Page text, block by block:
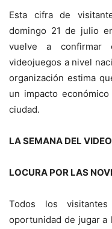
Esta cifra de
domingo 21 de julio
vuelve a confirmar
videojuegos a nivel
organización estima
un impacto
ciudad.
LA SEMANA DEL
LOCURA POR LAS
Todos los
oportunidad de jugar a